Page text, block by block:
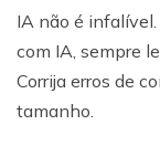
IA não é
com IA, sempre
Corrija erros de
tamanho.